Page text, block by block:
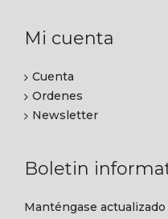
Mi cuenta
Cuenta
Ordenes
Newsletter
Boletin
Manténgase